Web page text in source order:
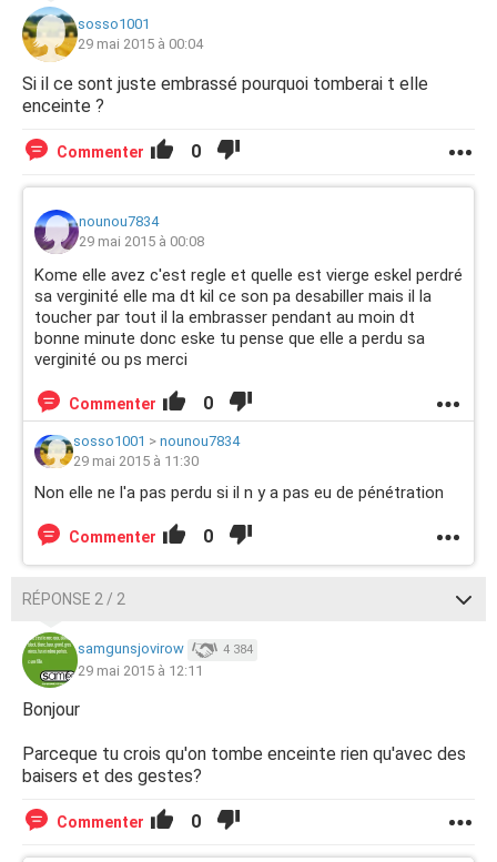
sosso1001
29 mai 2015 à 00:04
Si il ce sont juste embrassé pourquoi tomberai t elle
enceinte ?
Commenter 0
nounou7834
29 mai 2015 à 00:08
Kome elle avez c'est regle et quelle est vierge eskel perdré
sa verginité elle ma dt kil ce son pa desabiller mais il la
toucher par tout il la embrasser pendant au moin dt
bonne minute donc eske tu pense que elle a perdu sa
verginité ou ps merci
Commenter 0
sosso1001 > nounou7834
29 mai 2015 à 11:30
Non elle ne l'a pas perdu si il n y a pas eu de pénétration
Commenter 0
RÉPONSE 2 / 2
samgunsjovirow 4 384
29 mai 2015 à 12:11
Bonjour
Parceque tu crois qu'on tombe enceinte rien qu'avec des
baisers et des gestes?
Commenter 0